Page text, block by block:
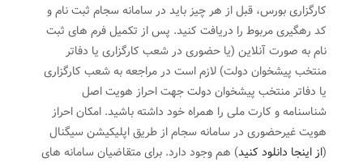
کارگزاری بورس، قبل از هر چیز باید در سامانه سجام ثبت نام و
کد رهگیری مربوط را دریافت کنید. پس از تکمیل فرم های ثبت
نام به صورت آنلاین (یا حضوری در شعب کارگزاری یا دفاتر
منتخب پیشخوان دولت) لازم است در مراجعه به شعب کارگزاری
یا دفاتر منتخب پیشخوان دولت جهت احراز هویت اصل
شناسنامه و کارت ملی را همراه خود داشته باشید. امکان احراز
هویت غیرحضوری در سامانه سجام از طریق اپلیکیشن سیگنال
(از اینجا دانلود کنید) هم وجود دارد. برای متقاضیان سامانه های